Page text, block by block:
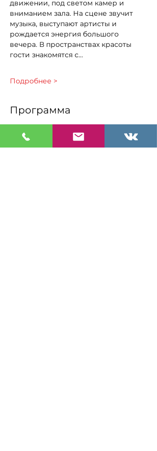
движении, под светом камер и
вниманием зала. На сцене звучит
музыка, выступают артисты и
рождается энергия большого
вечера. В пространствах красоты
гости знакомятся с…
Подробнее >
Программа
2 hours